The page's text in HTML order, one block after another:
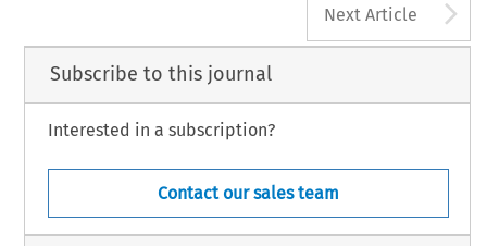
Next Article
Subscribe to this journal
Interested in a subscription?
Contact our sales team